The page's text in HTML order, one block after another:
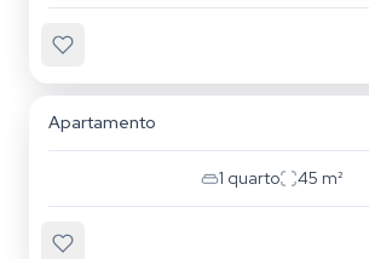
Apartamento
1 quarto 45 m²